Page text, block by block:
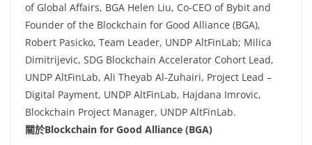
of Global Affairs, BGA Helen Liu, Co-CEO of Bybit and
Founder of the Blockchain for Good Alliance (BGA),
Robert Pasicko, Team Leader, UNDP AltFinLab; Milica
Dimitrijevic, SDG Blockchain Accelerator Cohort Lead,
UNDP AltFinLab, Ali Theyab Al-Zuhairi, Project Lead –
Digital Payment, UNDP AltFinLab, Hajdana Imrovic,
Blockchain Project Manager, UNDP AltFinLab.
關於Blockchain for Good Alliance (BGA)